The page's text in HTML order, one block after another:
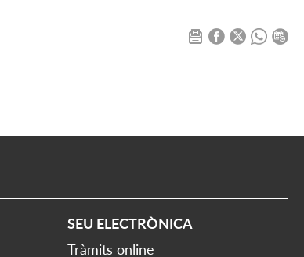
SEU ELECTRÒNICA
Tràmits online